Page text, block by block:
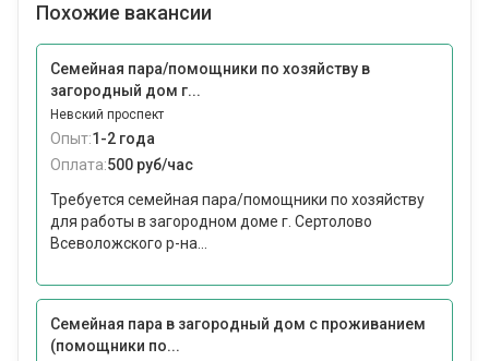
Похожие вакансии
Семейная пара/помощники по хозяйству в
загородный дом г...
Невский проспект
Опыт:1-2 года
Оплата:500 руб/час
Требуется семейная пара/помощники по хозяйству
для работы в загородном доме г. Сертолово
Всеволожского р-на...
Семейная пара в загородный дом с проживанием
(помощники по...